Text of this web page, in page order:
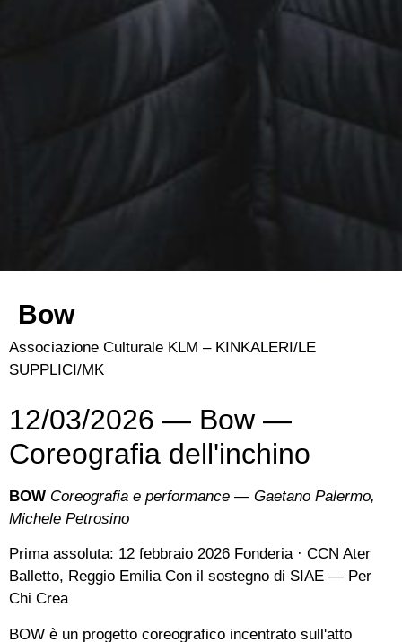
Bow
Associazione Culturale KLM – KINKALERI/LE
SUPPLICI/MK
12/03/2026 — Bow —
Coreografia dell'inchino
BOW Coreografia e performance — Gaetano Palermo,
Michele Petrosino
Prima assoluta: 12 febbraio 2026 Fonderia · CCN Ater
Balletto, Reggio Emilia Con il sostegno di SIAE — Per
Chi Crea
BOW è un progetto coreografico incentrato sull'atto